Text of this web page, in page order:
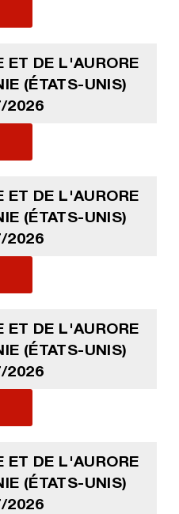
ET DE L'AURORE
(ÉTATS-UNIS)
2026
ET DE L'AURORE
(ÉTATS-UNIS)
2026
ET DE L'AURORE
(ÉTATS-UNIS)
2026
ET DE L'AURORE
(ÉTATS-UNIS)
2026